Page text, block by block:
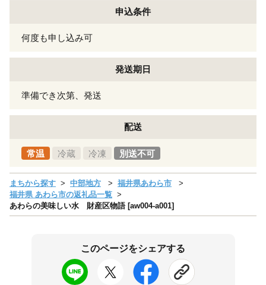
申込条件
何度も申し込み可
発送期日
準備でき次第、発送
配送
常温 冷蔵 冷凍 別送不可
まちから探す 中部地方
福井県あわら市
福井県 あわら市の返礼品一覧
あわらの美味しい水 財産区物語 [aw004-a001]
このページをシェアする